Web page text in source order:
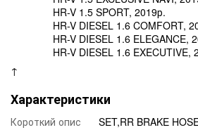
HR-V 1.5 SPORT, 2019р.
HR-V DIESEL 1.6 COMFORT,
HR-V DIESEL 1.6 ELEGANCE,
HR-V DIESEL 1.6 EXECUTIVE,
↑
Характеристики
Короткий опис SET,RR BRAKE